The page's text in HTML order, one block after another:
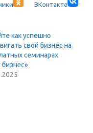
ВКонтакте
как успешно
свой бизнес на
семинарах